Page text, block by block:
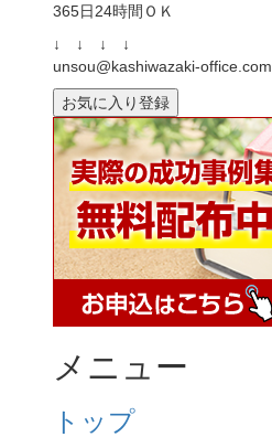
365日24時間ＯＫ
↓ ↓ ↓ ↓
unsou@kashiwazaki-office.com
メニュー
トップ